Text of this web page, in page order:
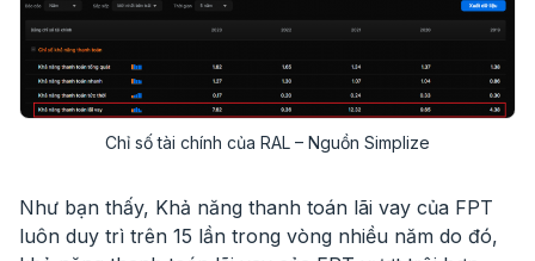
Chỉ số tài chính của RAL – Nguồn Simplize
Như bạn thấy, Khả năng thanh toán lãi vay của FPT
luôn duy trì trên 15 lần trong vòng nhiều năm do đó,